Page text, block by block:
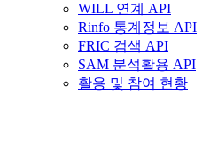
WILL 연계 API
Rinfo 통계정보 API
FRIC 검색 API
SAM 분석활용 API
활용 및 참여 현황